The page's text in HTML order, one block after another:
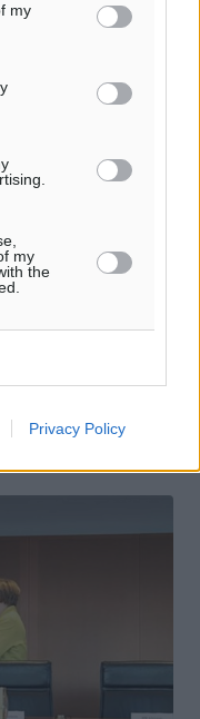
my
my
the
Privacy Policy
πρότασης
στη Νορβηγική
Ειρήνης. Η
πρόσωπα,